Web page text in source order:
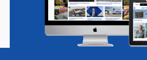
Magazine Podcasts